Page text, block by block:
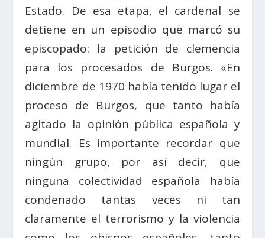
Estado. De esa etapa, el cardenal se
detiene en un episodio que marcó su
episcopado: la petición de clemencia
para los procesados de Burgos. «En
diciembre de 1970 había tenido lugar el
proceso de Burgos, que tanto había
agitado la opinión pública española y
mundial. Es importante recordar que
ningún grupo, por así decir, que
ninguna colectividad española había
condenado tantas veces ni tan
claramente el terrorismo y la violencia